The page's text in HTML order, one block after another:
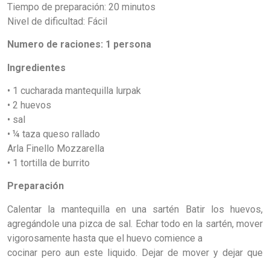
Tiempo de preparación: 20 minutos
Nivel de dificultad: Fácil
Numero de raciones: 1 persona
Ingredientes
• 1 cucharada mantequilla lurpak
• 2 huevos
• sal
• ¼ taza queso rallado
Arla Finello Mozzarella
• 1 tortilla de burrito
Preparación
Calentar la mantequilla en una sartén Batir los huevos,
agregándole una pizca de sal. Echar todo en la sartén, mover
vigorosamente hasta que el huevo comience a
cocinar pero aun este liquido. Dejar de mover y dejar que